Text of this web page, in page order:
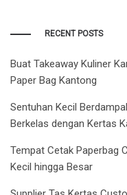
RECENT POSTS
Buat Takeaway Kuliner
Paper Bag Kantong
Sentuhan Kecil
Berkelas dengan Kertas
Tempat Cetak Paperbag
Kecil hingga Besar